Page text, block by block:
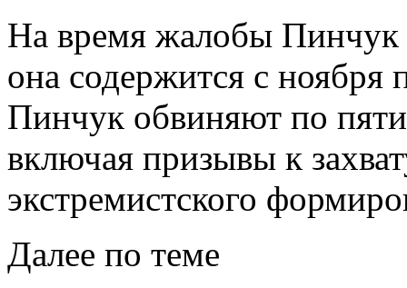
На время жалобы
она содержится с
Пинчук обвиняют по пяти
включая призывы к
экстремистского
Далее по теме